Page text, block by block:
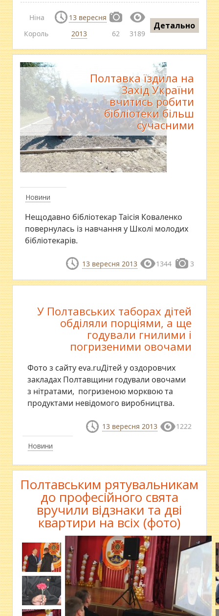
Ніна
Король
13 вересня
2013
62 3189
Детально
Новини
Полтавка їздила на
Захід України
вчитись робити
бібліотеки більш
сучасними
Нещодавно бібліотекар Таісія Коваленко
повернулась із навчання у Школі молодих
бібліотекарів.
13 вересня 2013 1344 3
Новини
У Полтавських таборах дітей
обділяли порціями, а ще
годували гнилими і
погризеними овочами
Фото з сайту eva.ruДітей у оздоровчих
закладах Полтавщини годували овочами
з нітратами, погризеною морквою та
продуктами невідомого виробництва.
13 вересня 2013 1222
Полтавським рятувальникам
до професійного свята
вручили відзнаки та дві
квартири на всіх (фото)